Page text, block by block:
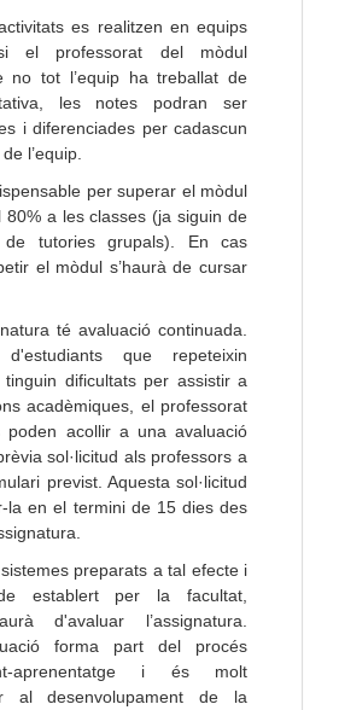
es realitzen en equips
el professorat del mòdul
no tot l’equip ha treballat de
les notes podran ser
i diferenciades per cadascun
l’equip.
per superar el mòdul
80% a les classes (ja siguin de
de tutories grupals). En cas
el mòdul s’haurà de cursar
té avaluació continuada.
que repeteixin
tinguin dificultats per assistir a
acadèmiques, el professorat
poden acollir a una avaluació
sol·licitud als professors a
previst. Aquesta sol·licitud
la en el termini de 15 dies des
preparats a tal efecte i
establert per la facultat,
d'avaluar l’assignatura.
forma part del procés
aprenentatge i és molt
al desenvolupament de la